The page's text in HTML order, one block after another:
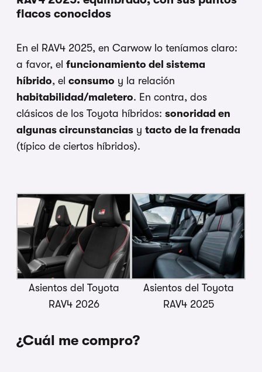
flacos conocidos
En el RAV4 2025, en Carwow lo teníamos claro:
a favor, el funcionamiento del sistema
híbrido, el consumo y la relación
habitabilidad/maletero. En contra, dos
clásicos de los Toyota híbridos: sonoridad en
algunas circunstancias y tacto de la frenada
(típico de ciertos híbridos).
Asientos del Toyota
RAV4 2026
Asientos del Toyota
RAV4 2025
¿Cuál me compro?